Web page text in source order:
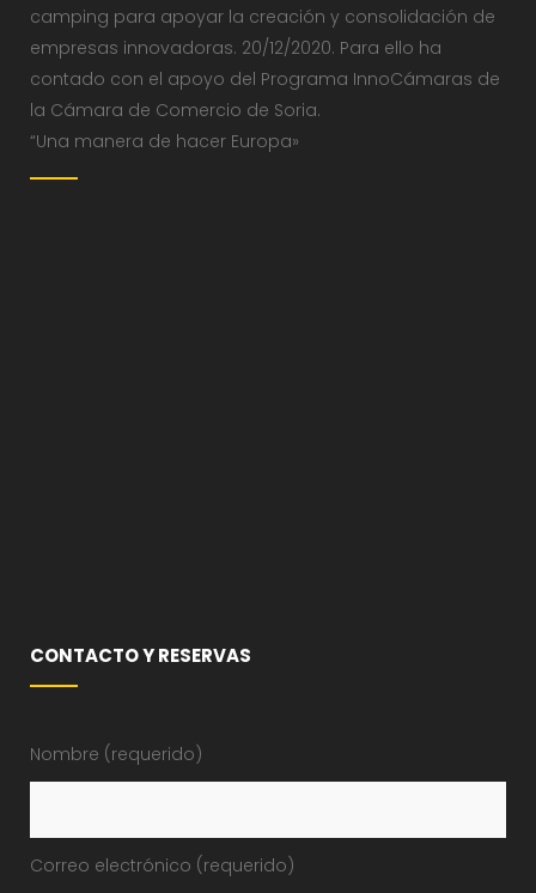
camping para apoyar la creación y consolidación de
empresas innovadoras. 20/12/2020. Para ello ha
contado con el apoyo del Programa InnoCámaras de
la Cámara de Comercio de Soria.
“Una manera de hacer Europa»
CONTACTO Y RESERVAS
Nombre (requerido)
Correo electrónico (requerido)